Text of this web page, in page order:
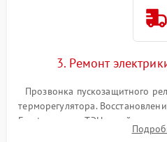
3. Ремонт
Прозвонка пускозащитного
терморегулятора.
Frost, включая ТЭН оттайки и
платы управления при